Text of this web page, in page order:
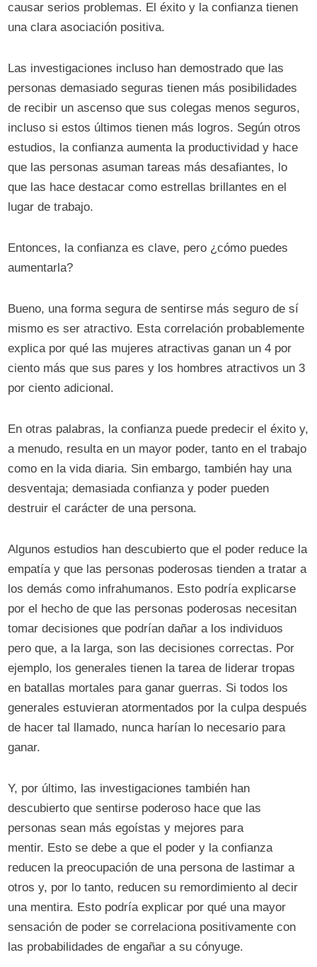
causar serios problemas. El éxito y la confianza tienen
una clara asociación positiva.
Las investigaciones incluso han demostrado que las
personas demasiado seguras tienen más posibilidades
de recibir un ascenso que sus colegas menos seguros,
incluso si estos últimos tienen más logros. Según otros
estudios, la confianza aumenta la productividad y hace
que las personas asuman tareas más desafiantes, lo
que las hace destacar como estrellas brillantes en el
lugar de trabajo.
Entonces, la confianza es clave, pero ¿cómo puedes
aumentarla?
Bueno, una forma segura de sentirse más seguro de sí
mismo es ser atractivo. Esta correlación probablemente
explica por qué las mujeres atractivas ganan un 4 por
ciento más que sus pares y los hombres atractivos un 3
por ciento adicional.
En otras palabras, la confianza puede predecir el éxito y,
a menudo, resulta en un mayor poder, tanto en el trabajo
como en la vida diaria. Sin embargo, también hay una
desventaja; demasiada confianza y poder pueden
destruir el carácter de una persona.
Algunos estudios han descubierto que el poder reduce la
empatía y que las personas poderosas tienden a tratar a
los demás como infrahumanos. Esto podría explicarse
por el hecho de que las personas poderosas necesitan
tomar decisiones que podrían dañar a los individuos
pero que, a la larga, son las decisiones correctas. Por
ejemplo, los generales tienen la tarea de liderar tropas
en batallas mortales para ganar guerras. Si todos los
generales estuvieran atormentados por la culpa después
de hacer tal llamado, nunca harían lo necesario para
ganar.
Y, por último, las investigaciones también han
descubierto que sentirse poderoso hace que las
personas sean más egoístas y mejores para
mentir. Esto se debe a que el poder y la confianza
reducen la preocupación de una persona de lastimar a
otros y, por lo tanto, reducen su remordimiento al decir
una mentira. Esto podría explicar por qué una mayor
sensación de poder se correlaciona positivamente con
las probabilidades de engañar a su cónyuge.